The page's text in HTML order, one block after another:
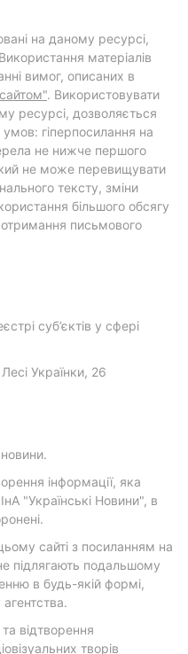
на даному ресурсі,
матеріалів
вимог, описаних в
. Використовувати
ресурсі, дозволяється
гіперпосилання на
не нижче першого
не може перевищувати
тексту, зміни
більшого обсягу
письмового
суб’єктів у сфері
Українки, 26
інформації, яка
"Українські Новини", в
сайті з посиланням на
підлягають подальшому
в будь-якій формі,
відтворення
творів